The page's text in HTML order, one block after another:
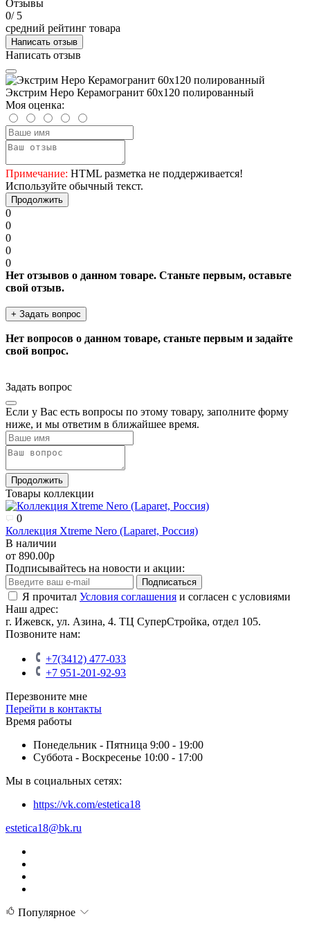
Отзывы
0/ 5
средний рейтинг товара
Написать отзыв
Написать отзыв
Экстрим Неро Керамогранит 60х120 полированный
Моя оценка:
Примечание: HTML разметка не поддерживается!
Используйте обычный текст.
Продолжить
0
0
0
0
0
Нет отзывов о данном товаре. Станьте первым, оставьте
свой отзыв.
+ Задать вопрос
Нет вопросов о данном товаре, станьте первым и задайте
свой вопрос.
Задать вопрос
Если у Вас есть вопросы по этому товару, заполните форму
ниже, и мы ответим в ближайшее время.
Продолжить
Товары коллекции
0
Коллекция Xtreme Nero (Laparet, Россия)
В наличии
от 890.00р
Подписывайтесь на новости и акции:
Подписаться
Я прочитал Условия соглашения и согласен с условиями
Наш адрес:
г. Ижевск, ул. Азина, 4. ТЦ СуперСтройка, отдел 105.
Позвоните нам:
+7(3412) 477-033
+7 951-201-92-93
Перезвоните мне
Перейти в контакты
Время работы
Понедельник - Пятница 9:00 - 19:00
Суббота - Воскресенье 10:00 - 17:00
Мы в социальных сетях:
https://vk.com/estetica18
estetica18@bk.ru
Популярное